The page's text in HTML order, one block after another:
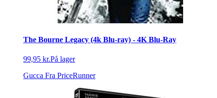
The Bourne Legacy (4k Blu-ray) - 4K Blu-Ray
99,95 kr.På lager
Gucca Fra PriceRunner